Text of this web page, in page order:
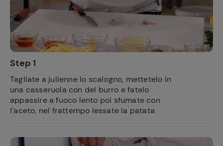
Step 1
Tagliate a julienne lo scalogno, mettetelo in
una casseruola con del burro e fatelo
appassire a fuoco lento poi sfumate con
l’aceto, nel frattempo lessate la patata